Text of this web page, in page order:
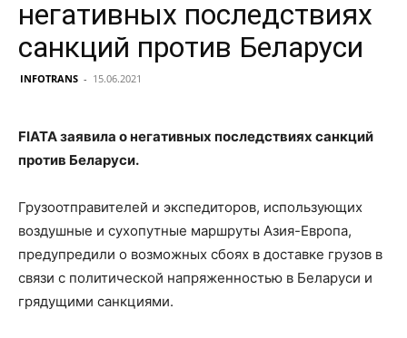
негативных последствиях
санкций против Беларуси
INFOTRANS - 15.06.2021
FIATA заявила о негативных последствиях санкций
против Беларуси.
Грузоотправителей и экспедиторов, использующих
воздушные и сухопутные маршруты Азия-Европа,
предупредили о возможных сбоях в доставке грузов в
связи с политической напряженностью в Беларуси и
грядущими санкциями.